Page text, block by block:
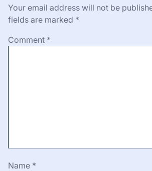
Your email address will not be
fields are marked *
Comment *
Name *